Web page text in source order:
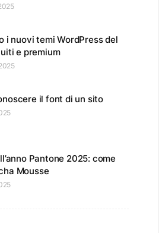
i nuovi temi WordPress del
e premium
il font di un sito
Pantone 2025: come
Mousse